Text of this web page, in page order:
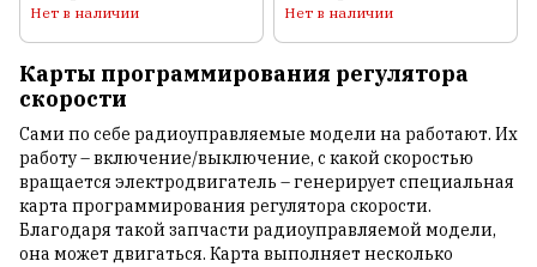
Нет в наличии Нет в наличии
Карты программирования регулятора
скорости
Сами по себе радиоуправляемые модели на работают. Их
работу – включение/выключение, с какой скоростью
вращается электродвигатель – генерирует специальная
карта программирования регулятора скорости.
Благодаря такой запчасти радиоуправляемой модели,
она может двигаться. Карта выполняет несколько